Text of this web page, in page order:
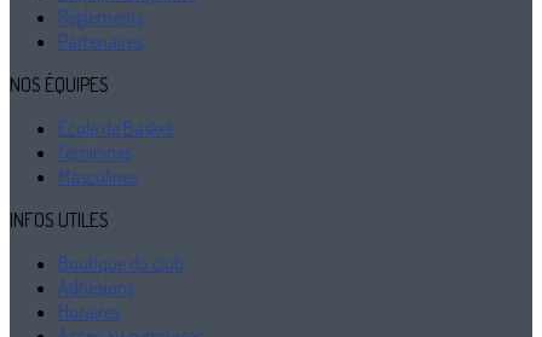
Règlements
Partenaires
NOS ÉQUIPES
École de Basket
Féminines
Masculines
INFOS UTILES
Boutique du club
Adhésions
Horaires